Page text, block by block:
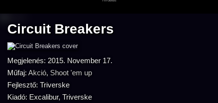
Circuit Breakers
Megjelenés: 2015. November 17.
Műfaj: Akció, Shoot 'em up
Fejlesztő: Triverske
Kiadó: Excalibur, Triverske